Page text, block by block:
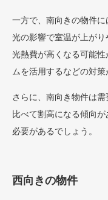
一方で、南向きの物件
光の影響で室温が上がり
光熱費が高くなる可能
ムを活用するなどの対策
さらに、南向き物件は
比べて割高になる傾向
必要があるでしょう。
西向きの物件